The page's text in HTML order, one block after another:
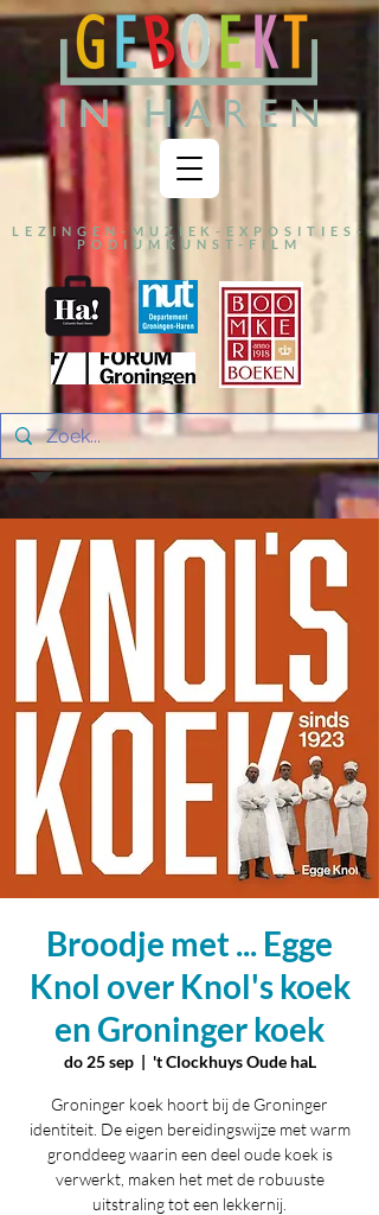
LEZINGEN-MUZIEK-EXPOSITIES-
PODIUMKUNST-FILM
Broodje met ... Egge
Knol over Knol's koek
en Groninger koek
do 25 sep
  |
't Clockhuys Oude haL
Groninger koek hoort bij de Groninger
identiteit. De eigen bereidingswijze met warm
gronddeeg waarin een deel oude koek is
verwerkt, maken het met de robuuste
uitstraling tot een lekkernij.